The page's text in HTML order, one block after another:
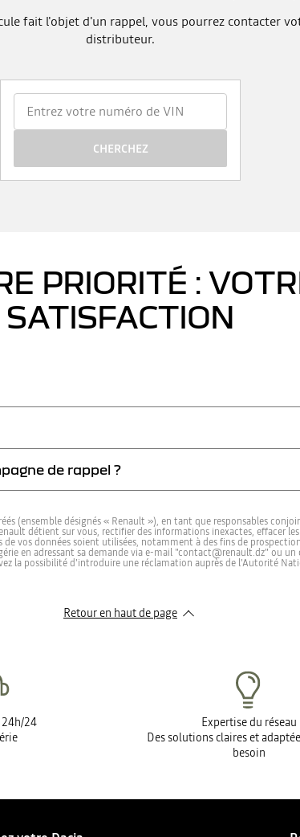
fait l'objet d'un rappel, vous pourrez contacter
distributeur.
Entrez votre numéro de VIN
CHERCHEZ
PRIORITÉ :
SATISFACTION
de sécurité ou de règlementation, le rappel des
ou réaligner gratuitement leurs véhicules par un
ou encore au bas de votre pare-brise, il contient 17
de rappel ?
(ensemble désignés « Renault »), en tant que responsables
détient sur vous, rectifier des informations inexactes, effacer
vos données soient utilisées, notamment à des fins de
en adressant sa demande via e-mail "contact@renault.dz" ou un
la possibilité d’introduire une réclamation auprès de l’Autorité
Retour en haut de page​
24h/24
Expertise du réseau
Des solutions claires et
besoin